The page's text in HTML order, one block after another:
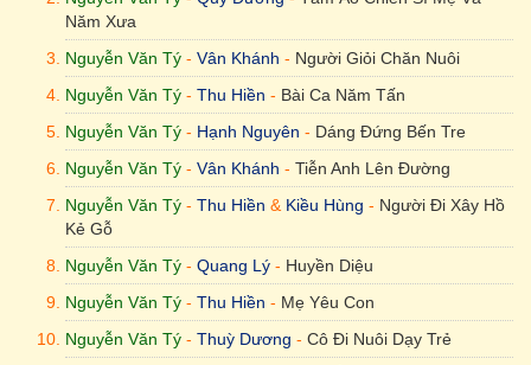
Năm Xưa
Nguyễn Văn Tý - Vân Khánh - Người Giỏi Chăn Nuôi
Nguyễn Văn Tý - Thu Hiền - Bài Ca Năm Tấn
Nguyễn Văn Tý - Hạnh Nguyên - Dáng Đứng Bến Tre
Nguyễn Văn Tý - Vân Khánh - Tiễn Anh Lên Đường
Nguyễn Văn Tý - Thu Hiền & Kiều Hùng - Người Đi Xây Hồ
Kẻ Gỗ
Nguyễn Văn Tý - Quang Lý - Huyền Diệu
Nguyễn Văn Tý - Thu Hiền - Mẹ Yêu Con
Nguyễn Văn Tý - Thuỳ Dương - Cô Đi Nuôi Dạy Trẻ